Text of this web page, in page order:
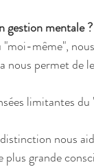
mentale ?
même",
permet de
limitantes
nous
grande